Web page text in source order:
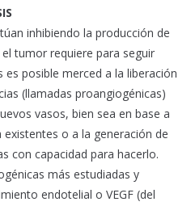
inhibiendo la producción de
tumor requiere para seguir
posible merced a la liberación
(llamadas proangiogénicas)
vasos, bien sea en base a
o a la generación de
con capacidad para hacerlo.
más estudiadas y
endotelial o VEGF (del